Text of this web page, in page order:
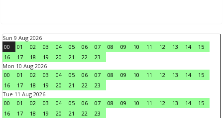
Sun 9 Aug 2026
00
01 02 03 04 05 06 07 08 09 10 11 12 13 14
15
16
17 18 19 20 21 22
23
Mon 10 Aug 2026
00
01 02 03 04 05 06 07 08 09 10 11 12 13 14
15
16
17 18 19 20 21 22
23
Tue 11 Aug 2026
00
01 02 03 04 05 06 07 08 09 10 11 12 13 14
15
16
17 18 19 20 21 22
23